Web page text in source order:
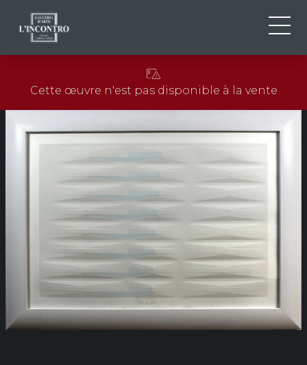
EN
FR
NEWS ED EVENTS
EXPOSITIONS
CONTACTS
Cette œuvre n'est pas disponible à la vente